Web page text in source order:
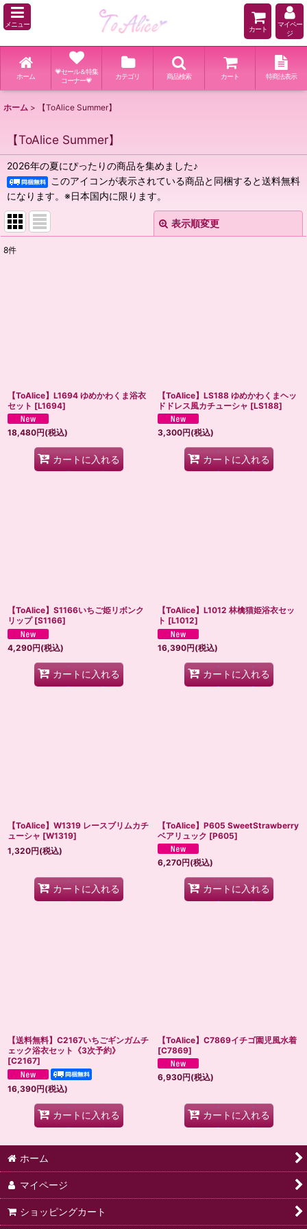
メニュー
カート
マイペー
ジ
ホーム
💗セール＆特集
コーナー💗
カテゴリ 商品検索 カート 特商法表示
ホーム > 【ToAlice Summer】
【ToAlice Summer】
2026年の夏にぴったりの商品を集めました♪
このアイコンが表示されている商品と同梱すると送料無料
になります。※日本国内に限ります。
表示順変更
8件
【ToAlice】L1694 ゆめかわくま浴衣
セット [L1694]
18,480円(税込)
カートに入れる
【ToAlice】LS188 ゆめかわくまヘッ
ドドレス風カチューシャ [LS188]
3,300円(税込)
カートに入れる
【ToAlice】S1166いちご姫リボンク
リップ [S1166]
4,290円(税込)
カートに入れる
【ToAlice】L1012 林檎猫姫浴衣セッ
ト [L1012]
16,390円(税込)
カートに入れる
【ToAlice】W1319 レースブリムカチ
ューシャ [W1319]
1,320円(税込)
カートに入れる
【ToAlice】P605 SweetStrawberry
ベアリュック [P605]
6,270円(税込)
カートに入れる
【送料無料】C2167いちごギンガムチ
ェック浴衣セット《3次予約》
[C2167]
16,390円(税込)
カートに入れる
【ToAlice】C7869イチゴ園児風水着
[C7869]
6,930円(税込)
カートに入れる
ホーム
マイページ
ショッピングカート